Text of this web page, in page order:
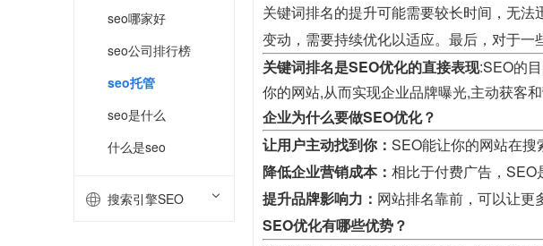
seo哪家好
seo公司排行榜
seo托管
seo是什么
什么是seo
搜索引擎SEO
关键词排名的提升可能需要较长时间，无
变动，需要持续优化以适应。最后，对于一
关键词排名是SEO优化的直接表现:SEO的
你的网站,从而实现企业品牌曝光,主动获客和
企业为什么要做SEO优化？
让用户主动找到你： SEO能让你的网站在搜
降低企业营销成本： 相比于付费广告，SEO
提升品牌影响力： 网站排名靠前，可以让更
SEO优化有哪些优势？